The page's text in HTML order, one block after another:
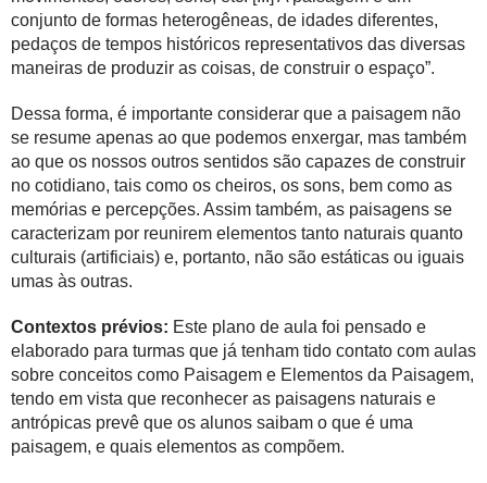
conjunto de formas heterogêneas, de idades diferentes,
pedaços de tempos históricos representativos das diversas
maneiras de produzir as coisas, de construir o espaço”.
Dessa forma, é importante considerar que a paisagem não
se resume apenas ao que podemos enxergar, mas também
ao que os nossos outros sentidos são capazes de construir
no cotidiano, tais como os cheiros, os sons, bem como as
memórias e percepções. Assim também, as paisagens se
caracterizam por reunirem elementos tanto naturais quanto
culturais (artificiais) e, portanto, não são estáticas ou iguais
umas às outras.
Contextos prévios: Este plano de aula foi pensado e
elaborado para turmas que já tenham tido contato com aulas
sobre conceitos como Paisagem e Elementos da Paisagem,
tendo em vista que reconhecer as paisagens naturais e
antrópicas prevê que os alunos saibam o que é uma
paisagem, e quais elementos as compõem.